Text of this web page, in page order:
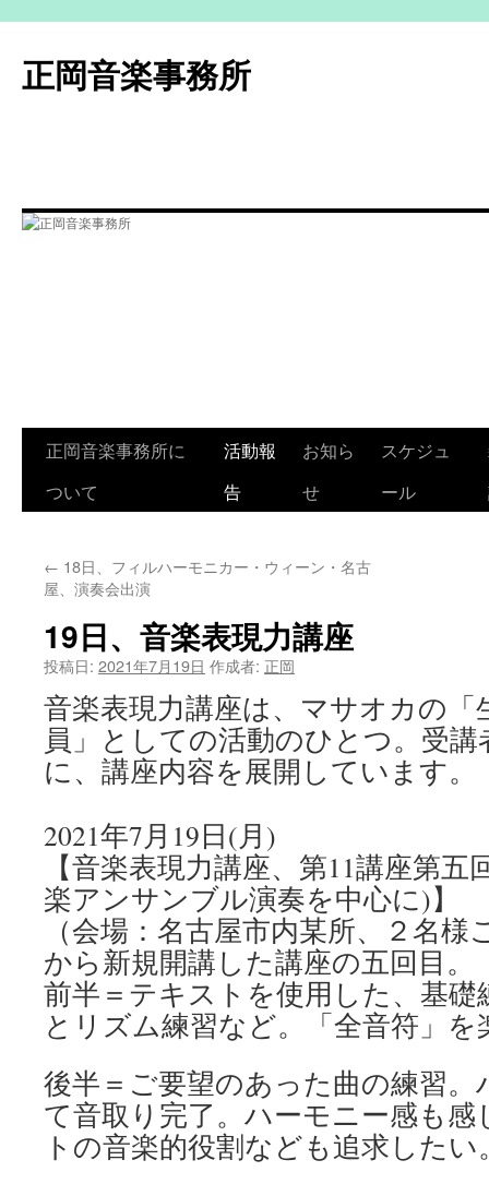
テ
ン
プ
正岡音楽事務所
正岡音楽事務所に
ついて
活動報
告
お知ら
せ
スケジュ
ール
← 18日、フィルハーモニカー・ウィーン・名古
屋、演奏会出演
19日、音楽表現力講座
投稿日: 2021年7月19日 作成者: 正岡
音楽表現力講座は、マサオカの「
員」としての活動のひとつ。受
に、講座内容を展開しています。
2021年7月19日(月)
【音楽表現力講座、第11講座第
楽アンサンブル演奏を中心に)】
（会場：名古屋市内某所、２名
から新規開講した講座の五回目。
前半＝テキストを使用した、基
とリズム練習など。「全音符」
後半＝ご要望のあった曲の練習
て音取り完了。ハーモニー感も
トの音楽的役割なども追求したい